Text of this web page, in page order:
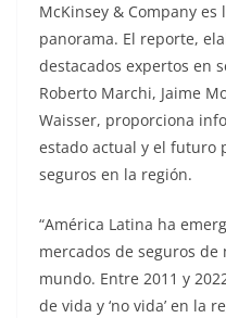
McKinsey & Company
panorama. El reporte,
destacados expertos en
Roberto Marchi, Jaime
Waisser, proporciona
estado actual y el futuro
seguros en la región.
“América Latina ha
mercados de seguros
mundo. Entre 2011 y
de vida y ‘no vida’ en la